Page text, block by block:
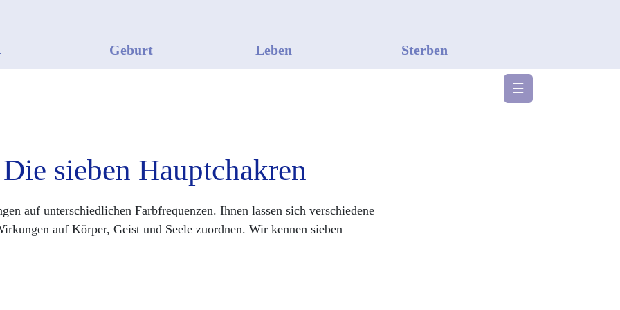
☰
Geburt Leben Sterben
Die sieben Hauptchakren
auf unterschiedlichen Farbfrequenzen. Ihnen lassen sich verschiedene
auf Körper, Geist und Seele zuordnen. Wir kennen sieben